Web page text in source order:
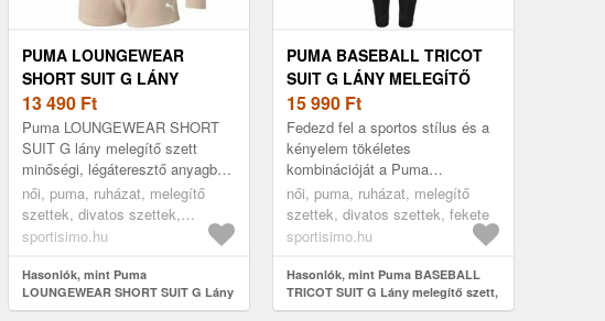
PUMA LOUNGEWEAR
SHORT SUIT G LÁNY
MELEGÍTŐ SZETT,
RÓZSASZÍN, MÉRET
13 490 Ft
Puma LOUNGEWEAR SHORT
SUIT G lány melegítő szett
minőségi, légáteresztő anyagból.
Remek választás sport- és
szabadidős tevékenységekhez.
Ezt a kény...
női, puma, ruházat, melegítő
szettek, divatos szettek,
rózsaszín
sportisimo.hu
Hasonlók, mint Puma
LOUNGEWEAR SHORT SUIT G Lány
melegítő szett, rózsaszín, méret
PUMA BASEBALL TRICOT
SUIT G LÁNY MELEGÍTŐ
SZETT, FEKETE, MÉRET
15 990 Ft
Fedezd fel a sportos stílus és a
kényelem tökéletes
kombinációját a Puma
BASEBALL TRICOT SUIT G
kötött tréningruhával, baseball
stílusban. A baseba...
női, puma, ruházat, melegítő
szettek, divatos szettek, fekete
sportisimo.hu
Hasonlók, mint Puma BASEBALL
TRICOT SUIT G Lány melegítő szett,
fekete, méret